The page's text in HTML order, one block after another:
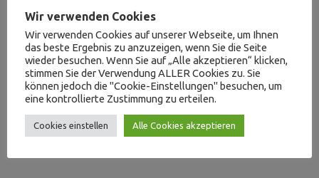
Das war der Verkaufsoffene Sonntag am 21.09.2025
Neueste Kommentare
Fadi GenabozuDas war der Verkaufsoffenen Sonntag
Wir verwenden Cookies
Wir verwenden Cookies auf unserer Webseite, um Ihnen
das beste Ergebnis zu anzuzeigen, wenn Sie die Seite
wieder besuchen. Wenn Sie auf „Alle akzeptieren“ klicken,
stimmen Sie der Verwendung ALLER Cookies zu. Sie
können jedoch die "Cookie-Einstellungen" besuchen, um
eine kontrollierte Zustimmung zu erteilen.
Cookies einstellen Alle Cookies akzeptieren